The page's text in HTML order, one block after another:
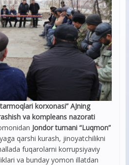
korxonasi” AJning
va kompleans nazorati
Jondor tumani “Luqmon”
qarshi kurash, jinoyatchilikni
fuqarolarni korrupsiyaviy
va bunday yomon illatdan